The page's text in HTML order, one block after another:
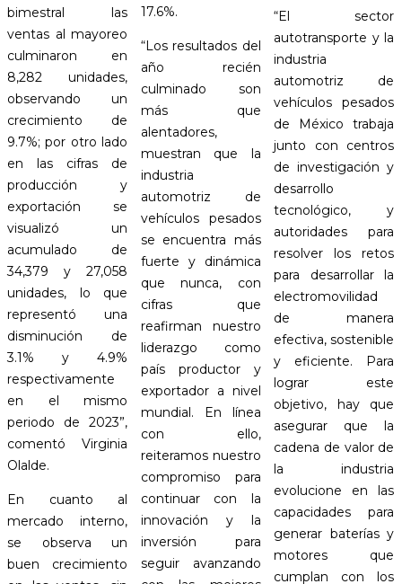
bimestral las
ventas al mayoreo
culminaron en
8,282 unidades,
observando un
crecimiento de
9.7%; por otro lado
en las cifras de
producción y
exportación se
visualizó un
acumulado de
34,379 y 27,058
unidades, lo que
representó una
disminución de
3.1% y 4.9%
respectivamente
en el mismo
periodo de 2023”,
comentó Virginia
Olalde.
En cuanto al
mercado interno,
se observa un
buen crecimiento
17.6%.
“Los resultados del
año recién
culminado son
más que
alentadores,
muestran que la
industria
automotriz de
vehículos pesados
se encuentra más
fuerte y dinámica
que nunca, con
cifras que
reafirman nuestro
liderazgo como
país productor y
exportador a nivel
mundial. En línea
con ello,
reiteramos nuestro
compromiso para
continuar con la
innovación y la
inversión para
seguir avanzando
“El sector
autotransporte y la
industria
automotriz de
vehículos pesados
de México trabaja
junto con centros
de investigación y
desarrollo
tecnológico, y
autoridades para
resolver los retos
para desarrollar la
electromovilidad
de manera
efectiva, sostenible
y eficiente. Para
lograr este
objetivo, hay que
asegurar que la
cadena de valor de
la industria
evolucione en las
capacidades para
generar baterías y
motores que
cumplan con los